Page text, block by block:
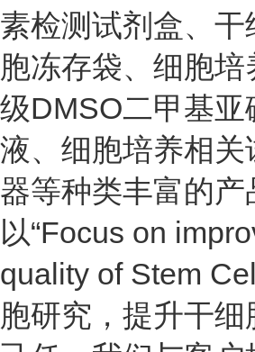
素检测试剂盒、干
胞冻存袋、细胞
级DMSO二甲基亚
液、细胞培养相关
器等种类丰富的产
以“Focus on
quality of Stem
胞研究，提升干细